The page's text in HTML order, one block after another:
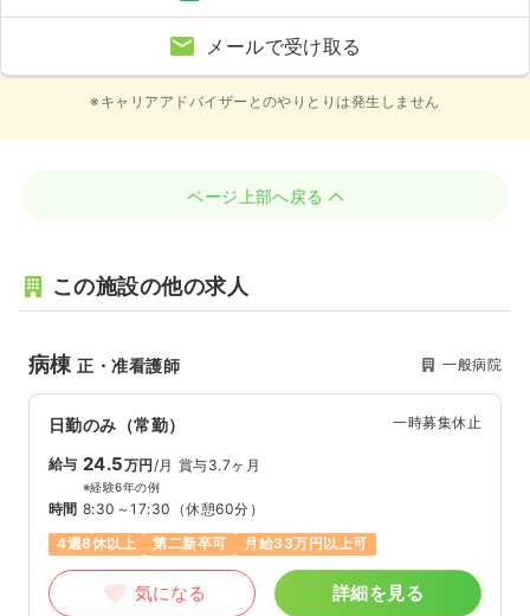
メールで受け取る
※キャリアアドバイザーとのやりとりは発生しません
ページ上部へ戻る
この施設の他の求人
病棟正・准看護師 一般病院
日勤のみ（常勤） 一時募集休止
給与 24.5万円/月 賞与3.7ヶ月
※経験6年の例
時間 8:30～17:30 （休憩60分）
4週8休以上
第二新卒可 月給33万円以上可
気になる 詳細を見る